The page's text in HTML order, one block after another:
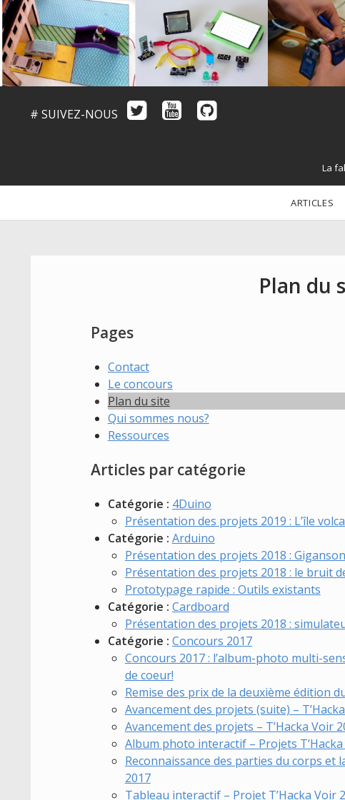
# SUIVEZ-NOUS
La
ARTICLES
Plan du
Pages
Contact
Le concours
Plan du site
Qui sommes nous?
Ressources
Articles par catégorie
Catégorie : 4Duino
Présentation des projets 2019 : L’île
Catégorie : Arduino
Présentation des projets 2018 : Giganson
Présentation des projets 2018 : le bruit
Prototypage rapide : Outils existants
Catégorie : Cardboard
Présentation des projets 2018 :
Catégorie : Concours 2017
Concours 2017 : l’album-photo multi-
de coeur!
Remise des prix de la deuxième édition
Avancement des projets (suite) –
Avancement des projets – T’Hacka Voir
Album photo interactif – Projets
Reconnaissance des parties du corps et
2017
Tableau interactif – Projet T’Hacka Voir